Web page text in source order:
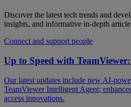
Discover the latest tech trends and
insights, and informative in-depth
Connect and support people
Up to Speed with
Our latest updates include new AI-
TeamViewer Intelligent Agent;
access innovations.